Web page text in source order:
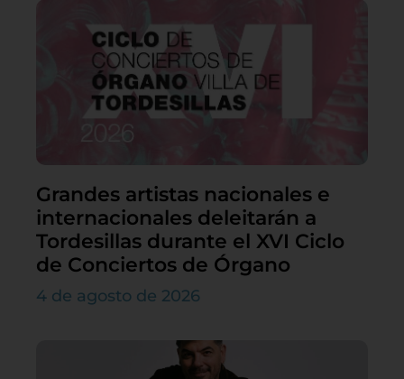
Grandes artistas nacionales e
internacionales deleitarán a
Tordesillas durante el XVI Ciclo
de Conciertos de Órgano
4 de agosto de 2026